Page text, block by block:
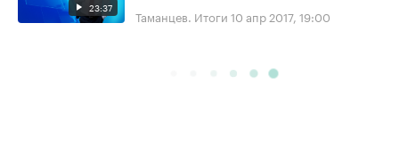
23:37 Таманцев. Итоги 10 апр 2017, 19:00